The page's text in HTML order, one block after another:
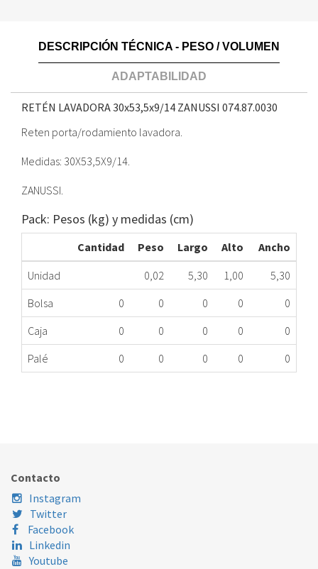
DESCRIPCIÓN TÉCNICA - PESO / VOLUMEN
ADAPTABILIDAD
RETÉN LAVADORA 30x53,5x9/14 ZANUSSI 074.87.0030
Reten porta/rodamiento lavadora.
Medidas: 30X53,5X9/14.
ZANUSSI.
Pack: Pesos (kg) y medidas (cm)
Cantidad Peso Largo Alto
Ancho
Unidad
0,02 5,30 1,00
5,30
Bolsa
0 0 0 0
0
Caja
0 0 0 0
0
Palé
0 0 0 0 0
ZANUSSI
ZANUSSI
ZANUSSI
Contacto
Instagram
Twitter
Facebook
Linkedin
Youtube